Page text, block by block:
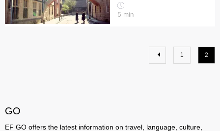
5 min
1 2
GO
EF GO offers the latest information on travel, language, culture,